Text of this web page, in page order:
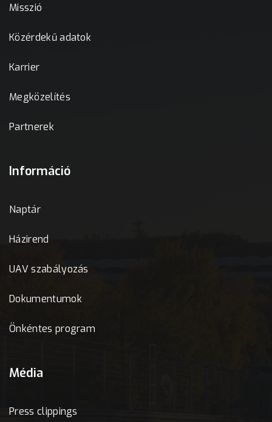
Misszió
Közérdekű adatok
Karrier
Megközelítés
Partnerek
Információ
Naptár
Házirend
UAV szabályozás
Dokumentumok
Önkéntes program
Média
Press clippings